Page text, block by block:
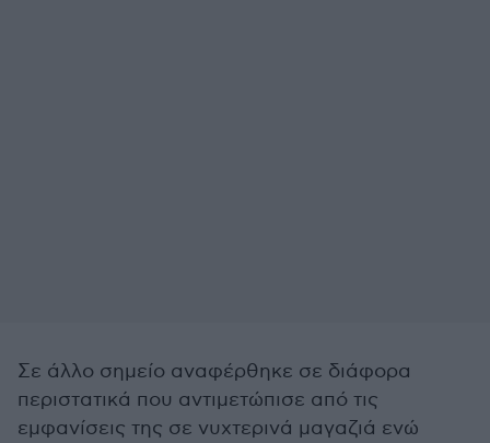
Σε άλλο σημείο αναφέρθηκε σε διάφορα
περιστατικά που αντιμετώπισε από τις
εμφανίσεις της σε νυχτερινά μαγαζιά ενώ